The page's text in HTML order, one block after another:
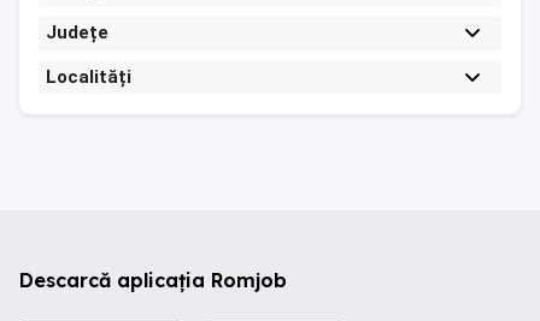
Județe
Localități
Descarcă aplicația Romjob